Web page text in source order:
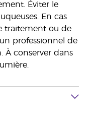
Éviter le
En cas
traitement ou de
professionnel de
À conserver dans